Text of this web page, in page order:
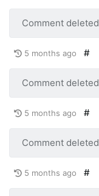
Comment deleted
5 months ago #
Comment deleted
5 months ago #
Comment deleted
5 months ago #